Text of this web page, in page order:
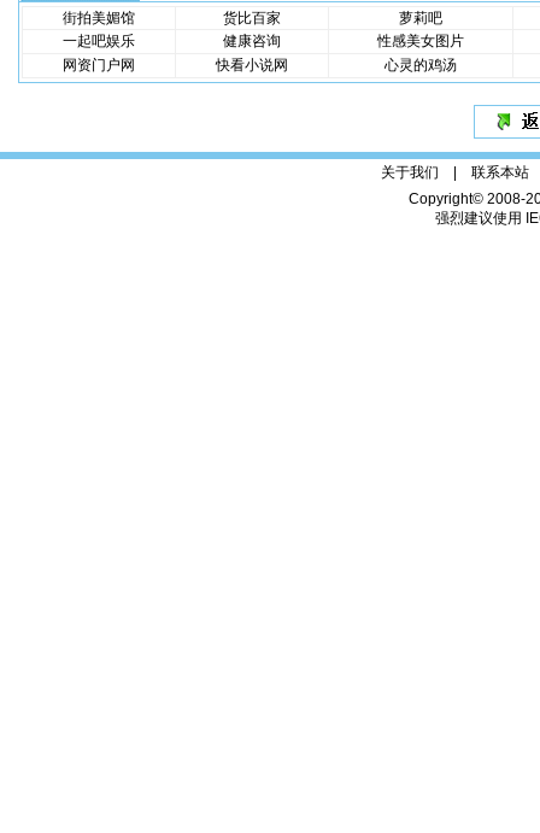
街拍美媚馆
货比百家
萝莉吧
一起吧娱乐
健康咨询
性感美女图片
网资门户网
快看小说网 心灵的鸡汤
关于我们 | 联系本站
Copyright© 2008-
强烈建议使用